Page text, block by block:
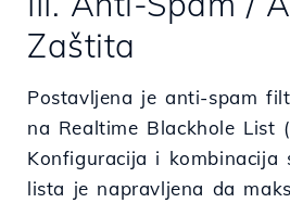
Zaštita
Postavljena je anti-spam
na Realtime Blackhole List
Konfiguracija i kombinacija
lista je napravljena da